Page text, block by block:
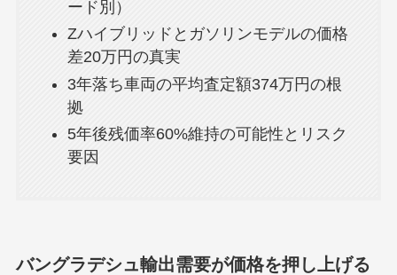
ード別）
Zハイブリッドとガソリンモデルの価格
差20万円の真実
3年落ち車両の平均査定額374万円の根
拠
5年後残価率60%維持の可能性とリスク
要因
バングラデシュ輸出需要が価格を押し上げる